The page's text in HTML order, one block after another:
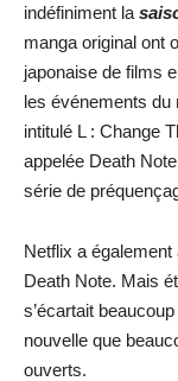
indéfiniment la
manga original ont
japonaise de films
les événements du
intitulé L : Change
appelée Death
série de
Netflix a
Death Note. Mais
s’écartait
nouvelle que
ouverts.